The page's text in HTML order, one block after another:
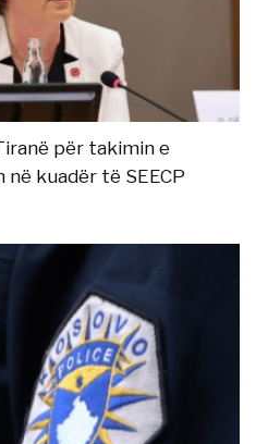
për takimin e
kuadër të SEECP